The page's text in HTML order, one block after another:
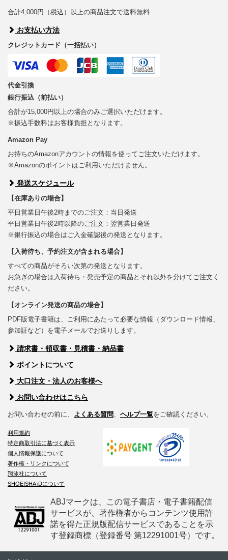
合計4,000円（税込）以上の商品注文で送料無料
お支払い方法
クレジットカード（一括払い）
代金引換
銀行振込（前払い）
合計が15,000円以上の場合のみご選択いただけます。
※振込手数料はお客様負担となります。
Amazon Pay
お持ちのAmazonアカウントの情報を使ってご注文いただけます。
※Amazonのポイントはご利用いただけません。
発送スケジュール
【在庫ありの場合】
平日営業日午後2時までのご注文：当日発送
平日営業日午後2時以降のご注文：翌営業日発送
※銀行振込の場合はご入金確認後の発送となります。
【入荷待ち、予約注文が含まれる場合】
すべての商品がそろい次第の発送となります。
お急ぎの場合は入荷待ち・発売予定の商品とそれ以外を分けてご注文く
ださい。
【オンライン発送の商品の場合】
PDF版電子書籍は、ご利用にあたって必要な情報（ダウンロード情報、
参加証など）を電子メールでお送りします。
請求書・領収書・見積書・納品書
ポイントについて
大口注文・法人のお客様へ
お問い合わせはこちら
お問い合わせの前に、 よくある質問、 ヘルプ一覧をご確認ください。
利用規約
特定商取引法に基づく表示
個人情報保護について
著作権・リンクについて
翔泳社について
SHOEISHA iDについて
ABJマークは、この電子書店・電子書籍配信
サービスが、著作権者からコンテンツ使用許
諾を得た正規版配信サービスであることを示
す登録商標（登録番号 第12291001号）です。